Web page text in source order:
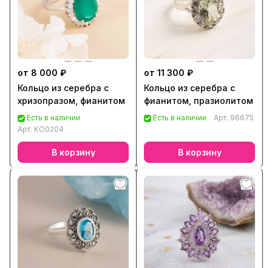
от 8 000 ₽
Кольцо из серебра с
хризопразом, фианитом
Есть в наличии
Арт. КО0204
В корзину
от 11 300 ₽
Кольцо из серебра с
фианитом, празиолитом
Есть в наличии Арт. 96675
В корзину